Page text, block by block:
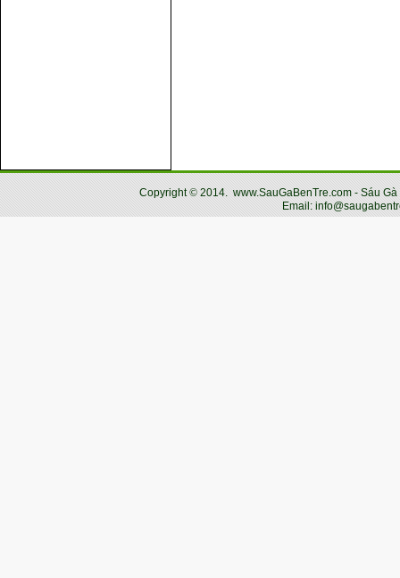
Copyright© 2014. www.SauGaBenTre.com - Sáu
Email: